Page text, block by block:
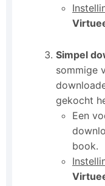
Simpel
sommige
gekocht
Een
book.